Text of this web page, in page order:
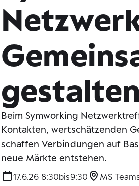
gestalten
Beim Symworking
Kontakten, wertschätzenden
schaffen Verbindungen auf
neue Märkte entstehen.
17.6.26 8:30bis9:30 MS